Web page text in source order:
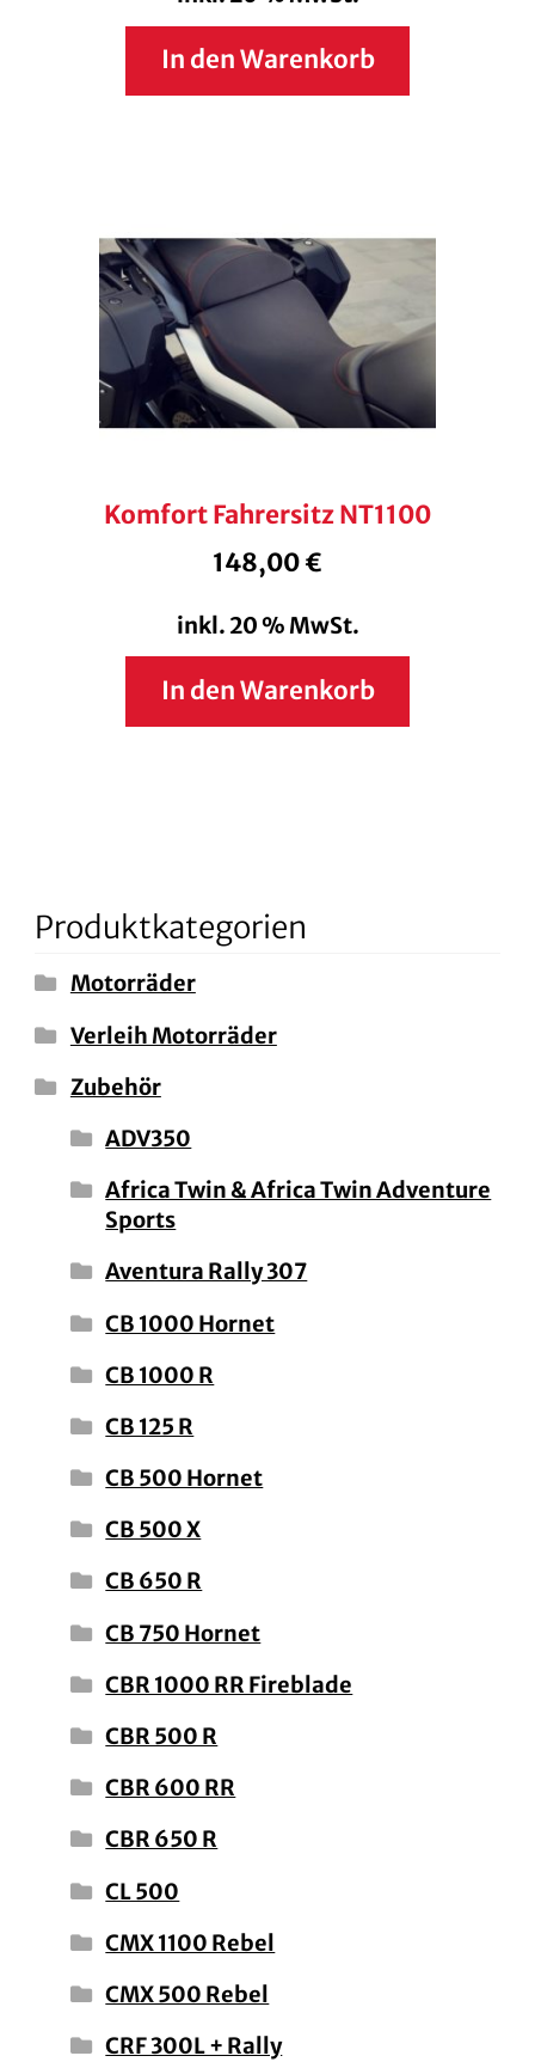
In den Warenkorb
Komfort Fahrersitz NT1100
148,00€
inkl. 20 % MwSt.
In den Warenkorb
Produktkategorien
Motorräder
Verleih Motorräder
Zubehör
ADV350
Africa Twin & Africa Twin Adventure
Sports
Aventura Rally 307
CB 1000 Hornet
CB 1000 R
CB 125 R
CB 500 Hornet
CB 500 X
CB 650 R
CB 750 Hornet
CBR 1000 RR Fireblade
CBR 500 R
CBR 600 RR
CBR 650 R
CL 500
CMX 1100 Rebel
CMX 500 Rebel
CRF 300L + Rally